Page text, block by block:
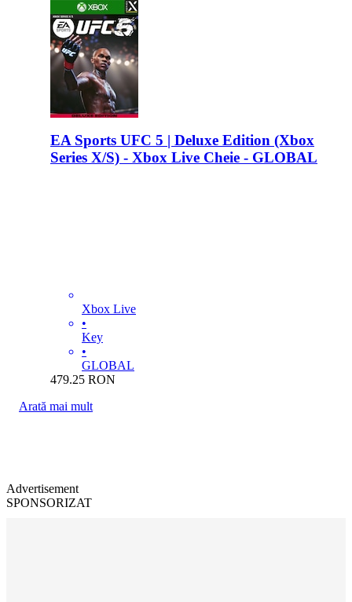
EA Sports UFC 5 | Deluxe Edition (Xbox
Series X/S) - Xbox Live Cheie - GLOBAL
Xbox Live
•
Key
•
GLOBAL
479.25 RON
Arată mai mult
Advertisement
SPONSORIZAT